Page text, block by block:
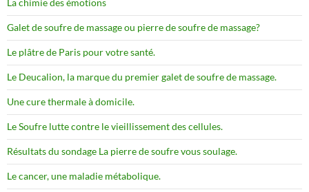
Galet de soufre de massage ou pierre de soufre de massage?
Le plâtre de Paris pour votre santé.
Le Deucalion, la marque du premier galet de soufre de massage.
Une cure thermale à domicile.
Le Soufre lutte contre le vieillissement des cellules.
Résultats du sondage La pierre de soufre vous soulage.
Le cancer, une maladie métabolique.